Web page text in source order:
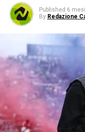
Published 6
By Redazione